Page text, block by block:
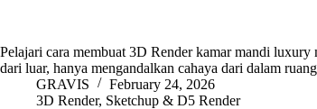
Pelajari cara membuat 3D Render kamar mandi
dari luar, hanya mengandalkan cahaya dari dalam
GRAVIS
February 24, 2026
3D Render, Sketchup & D5 Render